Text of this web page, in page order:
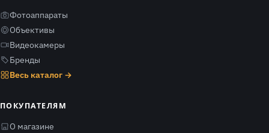
Фотоаппараты
Объективы
Видеокамеры
Бренды
Весь каталог →
ПОКУПАТЕЛЯМ
О магазине